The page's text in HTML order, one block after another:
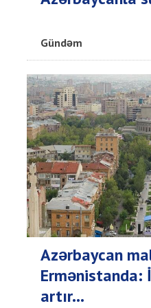
Gündəm
Azərbaycan
artır...